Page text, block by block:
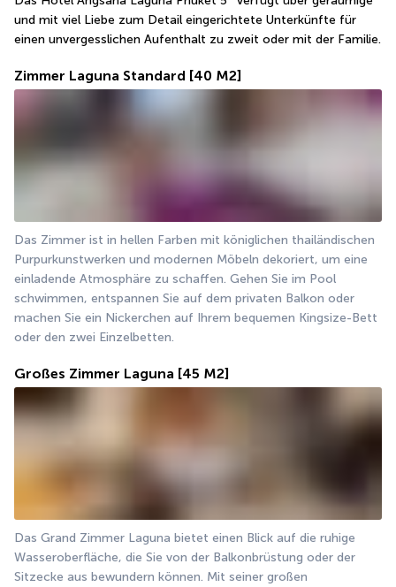
und mit viel Liebe zum Detail eingerichtete Unterkünfte für
einen unvergesslichen Aufenthalt zu zweit oder mit der Familie.
Zimmer Laguna Standard [40 M2]
Das Zimmer ist in hellen Farben mit königlichen thailändischen
Purpurkunstwerken und modernen Möbeln dekoriert, um eine
einladende Atmosphäre zu schaffen. Gehen Sie im Pool
schwimmen, entspannen Sie auf dem privaten Balkon oder
machen Sie ein Nickerchen auf Ihrem bequemen Kingsize-Bett
oder den zwei Einzelbetten.
Großes Zimmer Laguna [45 M2]
Das Grand Zimmer Laguna bietet einen Blick auf die ruhige
Wasseroberfläche, die Sie von der Balkonbrüstung oder der
Sitzecke aus bewundern können. Mit seiner großen